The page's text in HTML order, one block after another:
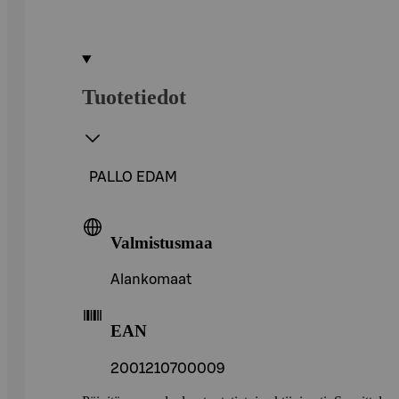
Tuotetiedot
PALLO EDAM
Valmistusmaa
Alankomaat
EAN
2001210700009